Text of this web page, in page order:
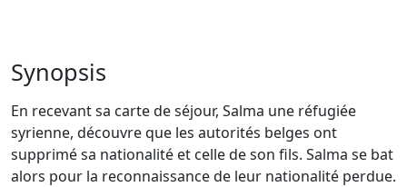
Synopsis
En recevant sa carte de séjour, Salma une réfugiée
syrienne, découvre que les autorités belges ont
supprimé sa nationalité et celle de son fils. Salma se bat
alors pour la reconnaissance de leur nationalité perdue.